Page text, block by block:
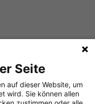
Impressum
Datenschutz
Mediadaten
Seite
auf dieser Website, um
wird. Sie können allen